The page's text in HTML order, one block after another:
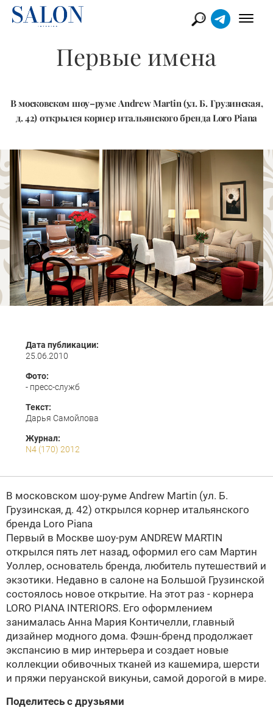
Первые имена
В московском шоу–руме Andrew Martin (ул. Б. Грузинская,
д. 42) открылся корнер итальянского бренда Loro Piana
Дата публикации:
25.06.2010
Фото:
- пресс-служб
Текст:
Дарья Самойлова
Журнал:
N4 (170) 2012
В московском шоу-руме Andrew Martin (ул. Б.
Грузинская, д. 42) открылся корнер итальянского
бренда Loro Piana
Первый в Москве шоу-рум ANDREW MARTIN
открылся пять лет назад, оформил его сам Мартин
Уоллер, основатель бренда, любитель путешествий и
экзотики. Недавно в салоне на Большой Грузинской
состоялось новое открытие. На этот раз - корнера
LORO PIANA INTERIORS. Его оформлением
занималась Анна Мария Контичелли, главный
дизайнер модного дома. Фэшн-бренд продолжает
экспансию в мир интерьера и создает новые
коллекции обивочных тканей из кашемира, шерсти
и пряжи перуанской викуньи, самой дорогой в мире.
Поделитесь с друзьями